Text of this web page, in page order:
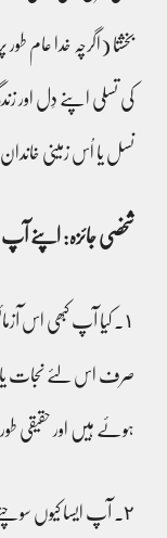
بخشتا (اگرچہ خدا عام
کی تسلی اپنے دِل اور
نسل یا اُس زمینی
شخصی جائزہ: اپنے
١۔ کیا آپ کبھی اس
صرف اس لئے نجات
ہوئے ہیں اور حقیقی
٢۔ آپ ایسا کیوں